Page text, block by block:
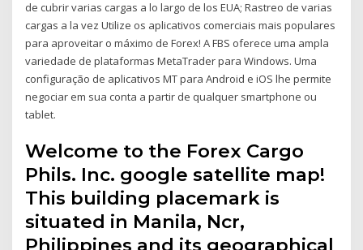
de cubrir varias cargas a lo largo de los EUA; Rastreo de varias
cargas a la vez Utilize os aplicativos comerciais mais populares
para aproveitar o máximo de Forex! A FBS oferece uma ampla
variedade de plataformas MetaTrader para Windows. Uma
configuração de aplicativos MT para Android e iOS lhe permite
negociar em sua conta a partir de qualquer smartphone ou
tablet.
Welcome to the Forex Cargo
Phils. Inc. google satellite map!
This building placemark is
situated in Manila, Ncr,
Philippines and its geographical